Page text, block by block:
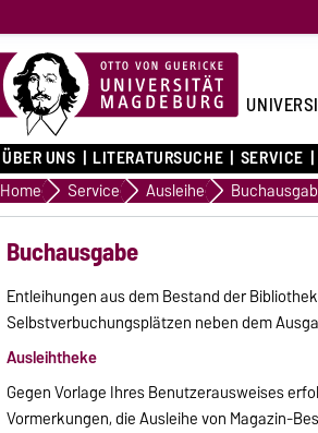
ÜBER UNS LITERATURSUCHE SERVICE
Home Service Ausleihe
Buchausgabe
Entleihungen aus dem Bestand der
Selbstverbuchungsplätzen neben dem
Ausleihtheke
Gegen Vorlage Ihres Benutzerausweises
Vormerkungen, die Ausleihe von Magazin-